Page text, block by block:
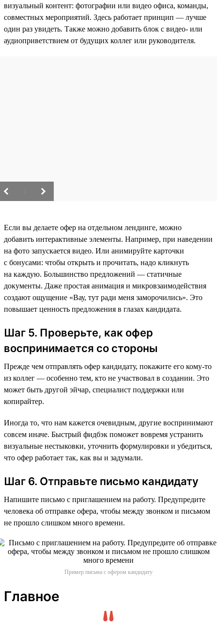
визуальный контент: фотографии или видео офиса, команды,
совместных мероприятий. Здесь работает принцип — лучше
один раз увидеть. Также можно добавить блок с видео- или
аудиоприветствием от будущих коллег или руководителя.
Если вы делаете офер на отдельном лендинге, можно
добавить интерактивные элементы. Например, при наведении
на фото запускается видео. Или анимируйте карточки
с бонусами: чтобы открыть и прочитать, надо кликнуть
на каждую. Большинство предложений — статичные
документы. Даже простая анимация и микровзаимодействия
создают ощущение «Вау, тут ради меня заморочились». Это
повышает ценность предложения в глазах кандидата.
Шаг 5. Проверьте, как офер
воспринимается со стороны
Прежде чем отправлять офер кандидату, покажите его кому-то
из коллег — особенно тем, кто не участвовал в создании. Это
может быть другой эйчар, специалист поддержки или
копирайтер.
Иногда то, что нам кажется очевидным, другие воспринимают
совсем иначе. Быстрый фидбэк поможет вовремя устранить
визуальные нестыковки, уточнить формулировки и убедиться,
что офер работает так, как вы и задумали.
Шаг 6. Отправьте письмо кандидату
Напишите письмо с приглашением на работу. Предупредите
человека об отправке офера, чтобы между звонком и письмом
не прошло слишком много времени.
Пример письма с офером кандидату
Главное